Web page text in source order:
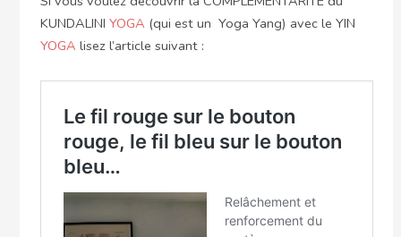
KUNDALINI YOGA (qui est un Yoga Yang) avec le YIN
YOGA lisez l’article suivant :